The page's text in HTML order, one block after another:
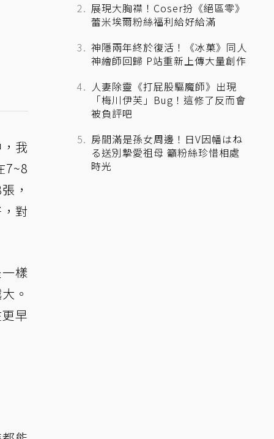
我
7~8
，
對
樣
。
早
展現大胸襟！Coser扮《絕區零》
蕾米埃爾粉絲福利給好給滿
神隱兩年終於復活！《冰菓》同人
神繪師回歸 P站重新上傳大量創作
人妻除靈《打屁股驅魔師》出現
「梅川伊芙」Bug！這修了反而會
被負評吧
房間滿是孫女周邊！日V因幡はね
る送別摯愛祖母 籲粉絲珍惜相處
時光